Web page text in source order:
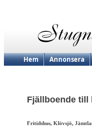
Hem Annonsera
Fjällboende till
Fritidshus, Klövsjö,